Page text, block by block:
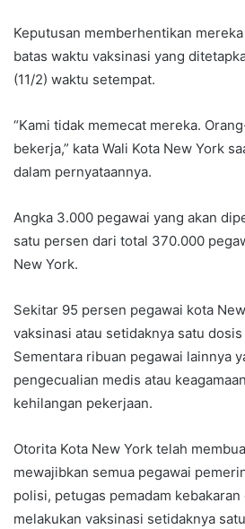
Keputusan memberhentikan
batas waktu vaksinasi yang
(11/2) waktu setempat.
“Kami tidak memecat mereka.
bekerja,” kata Wali Kota New York
dalam pernyataannya.
Angka 3.000 pegawai yang akan
satu persen dari total 370.000
New York.
Sekitar 95 persen pegawai kota
vaksinasi atau setidaknya satu
Sementara ribuan pegawai lainnya
pengecualian medis atau
kehilangan pekerjaan.
Otorita Kota New York telah
mewajibkan semua pegawai
polisi, petugas pemadam
melakukan vaksinasi setidaknya